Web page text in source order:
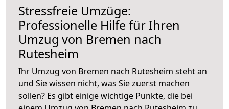
Stressfreie Umzüge:
Professionelle Hilfe für Ihren
Umzug von Bremen nach
Rutesheim
Ihr Umzug von Bremen nach Rutesheim steht an
und Sie wissen nicht, was Sie zuerst machen
sollen? Es gibt einige wichtige Punkte, die bei